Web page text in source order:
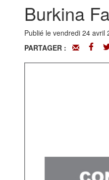
Burkina
Publié le vendredi 24 avril
PARTAGER :